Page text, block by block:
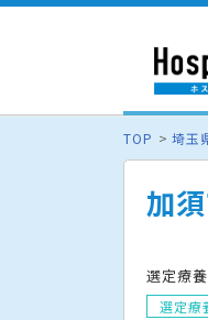
TOP 埼玉
加
選定療
選定療